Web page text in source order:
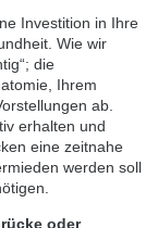
Investition in Ihre
Wie wir
die
Ihrem
ab.
erhalten und
eine zeitnahe
werden soll
oder